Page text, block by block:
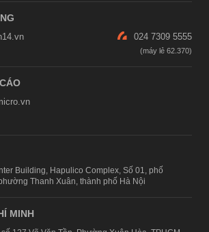
024 7309 5555
Building, Hapulico Complex, Số 01, phố
Thanh Xuân, thành phố Hà Nội
MINH